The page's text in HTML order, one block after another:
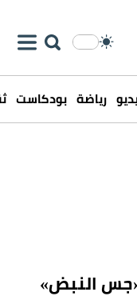
رياضة بودكاست
النبض»